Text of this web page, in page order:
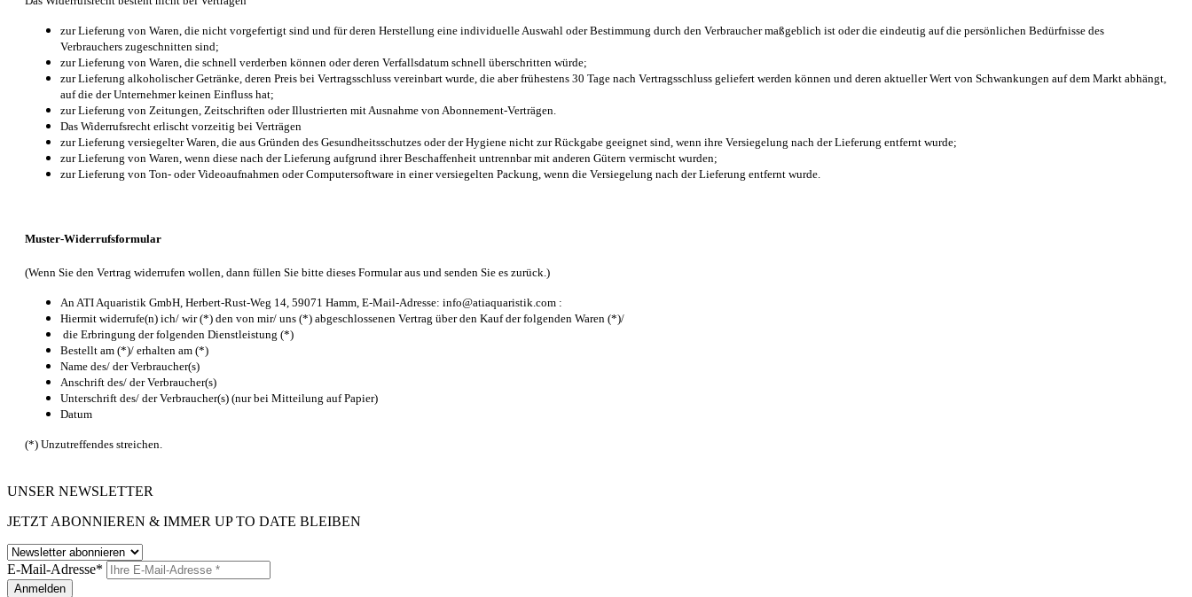
zur Lieferung von Waren, die nicht vorgefertigt sind und für deren Herstellung eine individuelle Auswahl oder Bestimmung durch den Verbraucher maßgeblich ist oder die eindeutig auf die persönlichen Bedürfnisse des
Verbrauchers zugeschnitten sind;
zur Lieferung von Waren, die schnell verderben können oder deren Verfallsdatum schnell überschritten würde;
zur Lieferung alkoholischer Getränke, deren Preis bei Vertragsschluss vereinbart wurde, die aber frühestens 30 Tage nach Vertragsschluss geliefert werden können und deren aktueller Wert von Schwankungen auf dem Markt abhängt,
auf die der Unternehmer keinen Einfluss hat;
zur Lieferung von Zeitungen, Zeitschriften oder Illustrierten mit Ausnahme von Abonnement-Verträgen.
Das Widerrufsrecht erlischt vorzeitig bei Verträgen
zur Lieferung versiegelter Waren, die aus Gründen des Gesundheitsschutzes oder der Hygiene nicht zur Rückgabe geeignet sind, wenn ihre Versiegelung nach der Lieferung entfernt wurde;
zur Lieferung von Waren, wenn diese nach der Lieferung aufgrund ihrer Beschaffenheit untrennbar mit anderen Gütern vermischt wurden;
zur Lieferung von Ton- oder Videoaufnahmen oder Computersoftware in einer versiegelten Packung, wenn die Versiegelung nach der Lieferung entfernt wurde.
Muster-Widerrufsformular
(Wenn Sie den Vertrag widerrufen wollen, dann füllen Sie bitte dieses Formular aus und senden Sie es zurück.)
An ATI Aquaristik GmbH, Herbert-Rust-Weg 14, 59071 Hamm, E-Mail-Adresse: info@atiaquaristik.com :
Hiermit widerrufe(n) ich/ wir (*) den von mir/ uns (*) abgeschlossenen Vertrag über den Kauf der folgenden Waren (*)/
die Erbringung der folgenden Dienstleistung (*)
Bestellt am (*)/ erhalten am (*)
Name des/ der Verbraucher(s)
Anschrift des/ der Verbraucher(s)
Unterschrift des/ der Verbraucher(s) (nur bei Mitteilung auf Papier)
Datum
(*) Unzutreffendes streichen.
UNSER NEWSLETTER
JETZT ABONNIEREN & IMMER UP TO DATE BLEIBEN
E-Mail-Adresse*
Anmelden